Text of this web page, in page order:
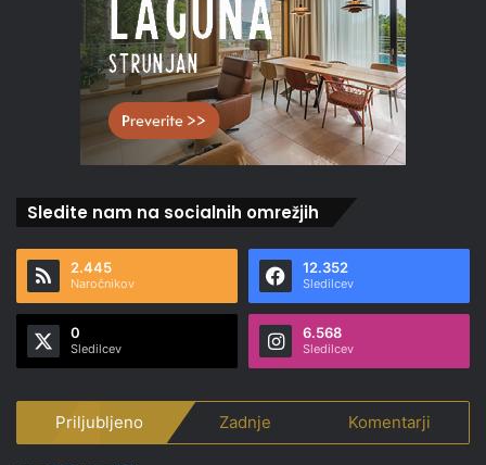
Sledite nam na socialnih omrežjih
2.445
Naročnikov
12.352
Sledilcev
0
Sledilcev
6.568
Sledilcev
Priljubljeno Zadnje Komentarji